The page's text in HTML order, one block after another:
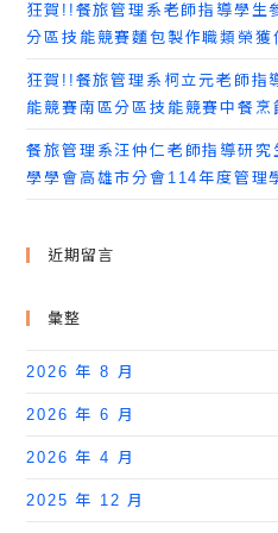
狂賀!!餐旅管理系老師指導學生
分區技能競賽麵包製作職類榮獲
狂賀!!餐旅管理系柯立元老師指
能競賽南區分區技能競賽中餐
餐旅管理系汪仲仁老師指導研
學學會高雄市分會114年度管理
近期留言
彙整
2026 年 8 月
2026 年 6 月
2026 年 4 月
2025 年 12 月